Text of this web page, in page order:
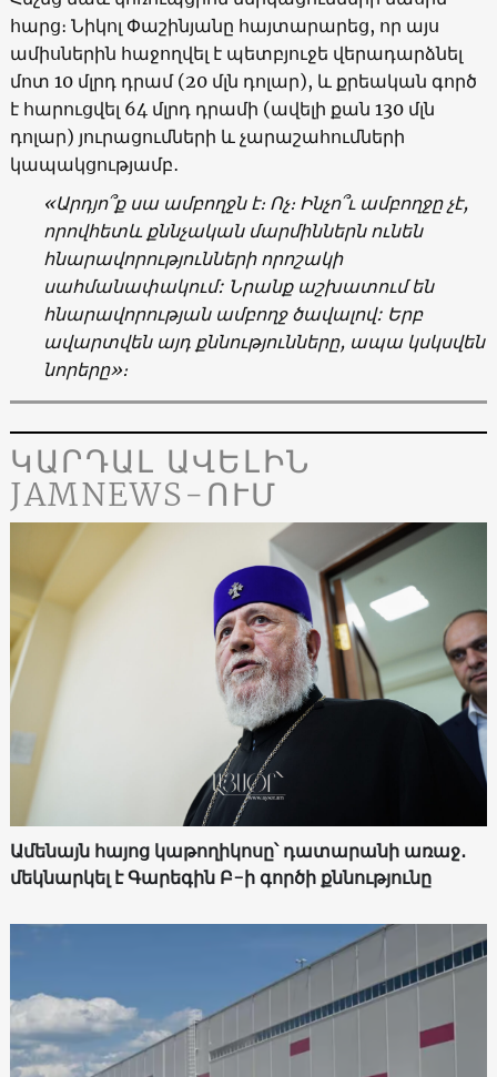
հարց։ Նիկոլ Փաշինյանը հայտարարեց, որ այս
ամիսներին հաջողվել է պետբյուջե վերադարձնել
մոտ 10 մլրդ դրամ (20 մլն դոլար), և քրեական գործ
է հարուցվել 64 մլրդ դրամի (ավելի քան 130 մլն
դոլար) յուրացումների և չարաշահումների
կապակցությամբ․
«Արդյո՞ք սա ամբողջն է։ Ոչ։ Ինչո՞ւ ամբողջը չէ,
որովհետև քննչական մարմիններն ունեն
հնարավորությունների որոշակի
սահմանափակում: Նրանք աշխատում են
հնարավորության ամբողջ ծավալով: Երբ
ավարտվեն այդ քննությունները, ապա կսկսվեն
նորերը»։
ԿԱՐԴԱԼ ԱՎԵԼԻՆ
JAMNEWS-ՈՒՄ
Ամենայն հայոց կաթողիկոսը՝ դատարանի առաջ․
մեկնարկել է Գարեգին Բ-ի գործի քննությունը